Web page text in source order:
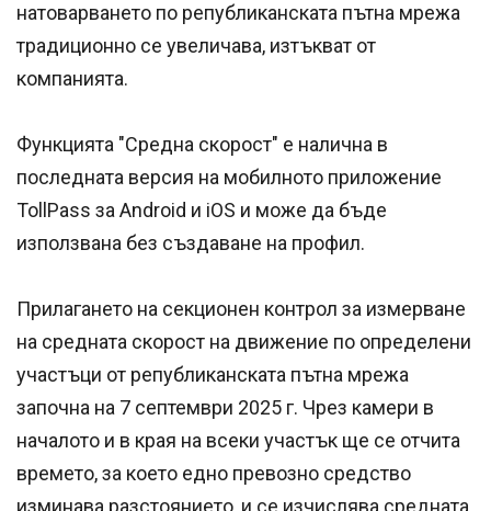
натоварването по републиканската пътна мрежа
традиционно се увеличава, изтъкват от
компанията.
Функцията "Средна скорост" е налична в
последната версия на мобилното приложение
TollPass за Android и iOS и може да бъде
използвана без създаване на профил.
Прилагането на секционен контрол за измерване
на средната скорост на движение по определени
участъци от републиканската пътна мрежа
започна на 7 септември 2025 г. Чрез камери в
началото и в края на всеки участък ще се отчита
времето, за което едно превозно средство